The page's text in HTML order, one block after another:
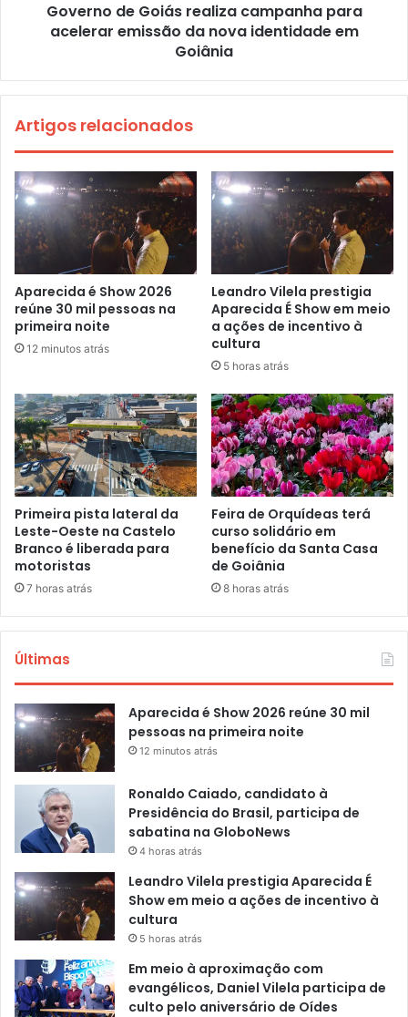
Governo de Goiás realiza campanha para
acelerar emissão da nova identidade em
Goiânia
Artigos relacionados
Aparecida é Show 2026
reúne 30 mil pessoas na
primeira noite
12 minutos atrás
Leandro Vilela prestigia
Aparecida É Show em meio
a ações de incentivo à
cultura
5 horas atrás
Primeira pista lateral da
Leste-Oeste na Castelo
Branco é liberada para
motoristas
7 horas atrás
Feira de Orquídeas terá
curso solidário em
benefício da Santa Casa
de Goiânia
8 horas atrás
Últimas
Aparecida é Show 2026 reúne 30 mil
pessoas na primeira noite
12 minutos atrás
Ronaldo Caiado, candidato à
Presidência do Brasil, participa de
sabatina na GloboNews
4 horas atrás
Leandro Vilela prestigia Aparecida É
Show em meio a ações de incentivo à
cultura
5 horas atrás
Em meio à aproximação com
evangélicos, Daniel Vilela participa de
culto pelo aniversário de Oídes